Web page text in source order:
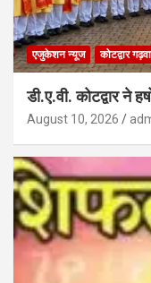
एजुकेशन न्‍यूज कोटद्वार
डी.ए.वी. कोटद्वार ने
August 10, 2026